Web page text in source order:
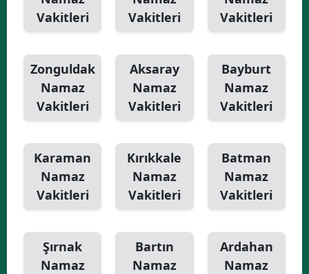
Vakitleri
Vakitleri
Vakitleri
Zonguldak
Namaz
Vakitleri
Aksaray
Namaz
Vakitleri
Bayburt
Namaz
Vakitleri
Karaman
Namaz
Vakitleri
Kırıkkale
Namaz
Vakitleri
Batman
Namaz
Vakitleri
Şırnak
Namaz
Bartın
Namaz
Ardahan
Namaz